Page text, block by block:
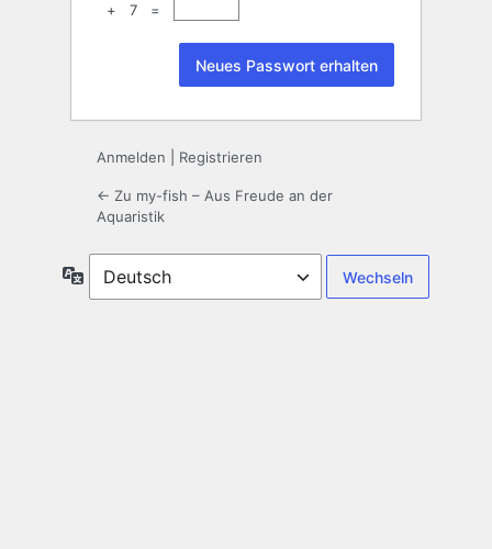
+ 7 =
Anmelden Registrieren
← Zu my-fish – Aus Freude an der
Aquaristik
Sprache